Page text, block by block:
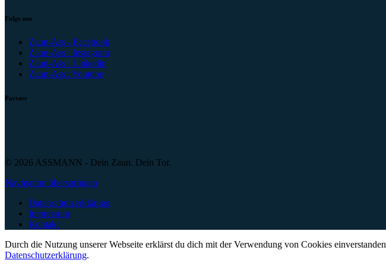
Folge uns
Zaun-Ass - Facebook
Zaun-Ass : Instagram
Zaun-Ass : Linkedin
Zaun-Ass : Youtube
Partner
© 2026 ASSMANN - Dein Zaun. Dein Tor.
Navigation überspringen
Datenschutzerklärung
Impressum
Kontakt
Durch die Nutzung unserer Webseite erklärst du dich mit der Verwendung von Cookies
Datenschutzerklärung.